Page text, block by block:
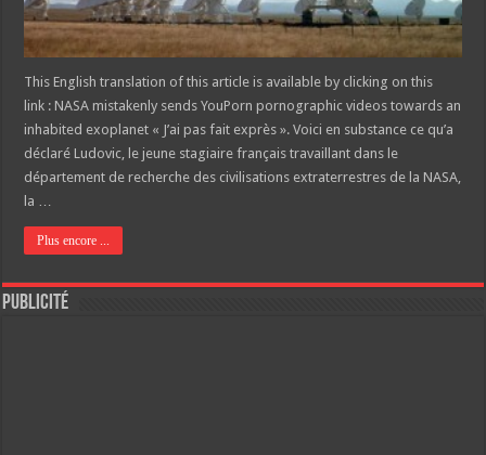
This English translation of this article is available by clicking on this
link : NASA mistakenly sends YouPorn pornographic videos towards an
inhabited exoplanet « J’ai pas fait exprès ». Voici en substance ce qu’a
déclaré Ludovic, le jeune stagiaire français travaillant dans le
département de recherche des civilisations extraterrestres de la NASA,
la …
Plus encore ...
Publicité